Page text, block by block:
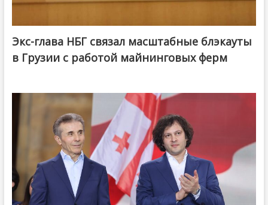
Экс-глава НБГ связал масштабные блэкауты
в Грузии с работой майнинговых ферм